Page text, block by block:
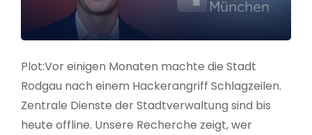
Plot:Vor einigen Monaten machte die Stadt
Rodgau nach einem Hackerangriff Schlagzeilen.
Zentrale Dienste der Stadtverwaltung sind bis
heute offline. Unsere Recherche zeigt, wer